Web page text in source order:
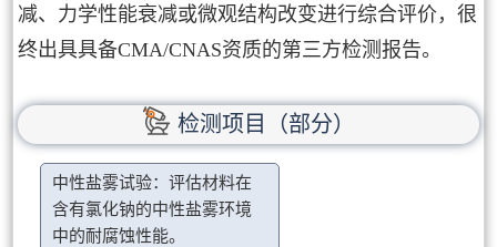
减、力学性能衰减或微观结构改变进行综合评价，很
终出具具备CMA/CNAS资质的第三方检测报告。
检测项目（部分）
中性盐雾试验：评估材料在
含有氯化钠的中性盐雾环境
中的耐腐蚀性能。